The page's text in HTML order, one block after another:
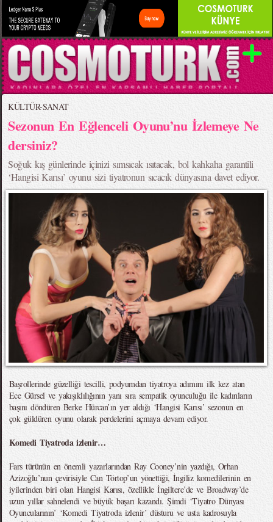
KÜLTÜR-SANAT
Sezonun En Eğlenceli Oyunu’nu İzlemeye Ne
dersiniz?
Soğuk kış günlerinde içinizi sımsıcak ısıtacak, bol kahkaha garantili
‘Hangisi Karısı’ oyunu sizi tiyatronun sıcacık dünyasına davet ediyor.
Başrollerinde güzelliği tescilli, podyumdan tiyatroya adımını ilk kez atan
Ece Gürsel ve yakışıklılığının yanı sıra sempatik oyunculuğu ile kadınların
başını döndüren Berke Hürcan’ın yer aldığı ‘Hangisi Karısı’ sezonun en
çok güldüren oyunu olarak perdelerini açmaya devam ediyor.
Komedi Tiyatroda izlenir…
Fars türünün en önemli yazarlarından Ray Cooney’nin yazdığı, Orhan
Azizoğlu’nun çevirisiyle Can Törtop’un yönettiği, İngiliz komedilerinin en
iyilerinden biri olan Hangisi Karısı, özellikle İngiltere’de ve Broadway’de
uzun yıllar sahnelendi ve büyük başarı kazandı. Şimdi ‘Tiyatro Dünyası
Oyuncularının’ ‘Komedi Tiyatroda izlenir’ düsturu ve usta kadrosuyla